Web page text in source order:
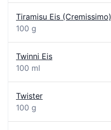
Tiramisu Eis (Cremissimo)
100 g
Twinni Eis
100 ml
Twister
100 g